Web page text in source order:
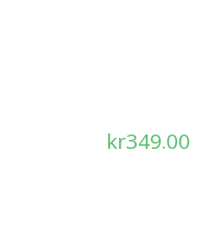
kr349.00